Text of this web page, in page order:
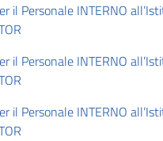
il Personale INTERNO
il Personale INTERNO
il Personale INTERNO